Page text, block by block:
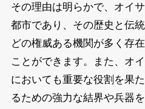
その理由は明らかで、オイ
都市であり、その歴史と伝
どの権威ある機関が多く存
ことができます。また、オ
においても重要な役割を果
るための強力な結界や兵器